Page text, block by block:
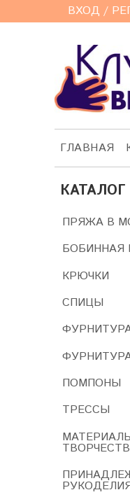
ВХОД /
ГЛАВНАЯ
КАТАЛОГ
ПРЯЖА В
БОБИННАЯ
КРЮЧКИ
СПИЦЫ
ПОМПОНЫ
ТРЕССЫ